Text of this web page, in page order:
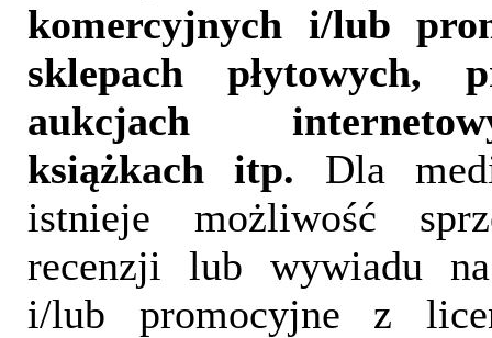
komercyjnych i/lub
sklepach płytowych,
aukcjach
książkach itp. Dla
istnieje możliwość
recenzji lub wywiadu
i/lub promocyjne z